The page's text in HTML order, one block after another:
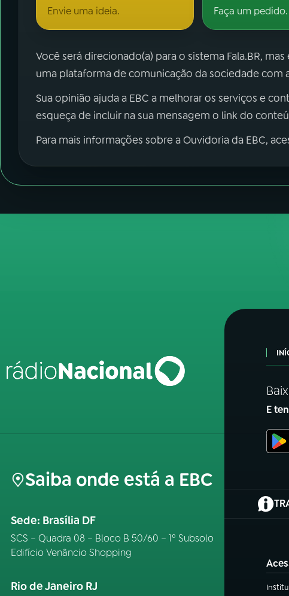
Envie uma ideia. Faça um pedido.
Você será direcionado(a) para o sistema Fala.BR,
uma plataforma de comunicação da sociedade com
Sua opinião ajuda a EBC a melhorar os serviços e
esqueça de incluir na sua mensagem o link do
Para mais informações sobre a Ouvidoria da EBC,
Saiba onde está a EBC
Sede: Brasília DF
SCS – Quadra 08 – Bloco B 50/60 – 1º Subsolo
Edifício Venâncio Shopping
Rio de Janeiro RJ
E
(abre
(abre